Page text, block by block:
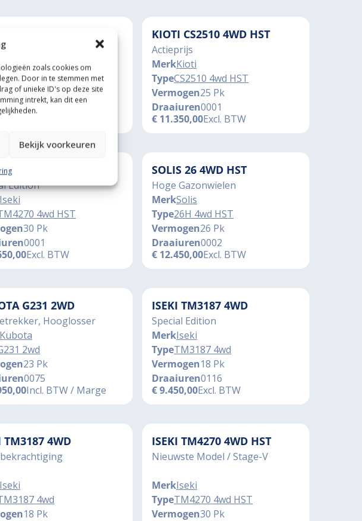
zoals cookies om
Door in te stemmen met
of unieke ID's op deze site
intrekt, kan dit een
Bekijk voorkeuren
Yanmar
4wd
18 Pk
1263
KIOTI CS2510 4WD HST
Actieprijs
MerkKioti
TypeCS2510 4wd HST
Vermogen25 Pk
Draaiuren0001
€ 11.350,00Excl. BTW
TM4270 4WD HST
Edition
Iseki
4wd HST
30 Pk
0001
Excl. BTW
SOLIS 26 4WD HST
Hoge Gazonwielen
MerkSolis
Type26H 4wd HST
Vermogen26 Pk
Draaiuren0002
€ 12.450,00Excl. BTW
G231 2WD
Hooglosser
Kubota
2wd
23 Pk
0075
Incl. BTW / Marge
ISEKI TM3187 4WD
Special Edition
MerkIseki
TypeTM3187 4wd
Vermogen18 Pk
Draaiuren0116
€9.450,00Excl. BTW
TM3187 4WD
Iseki
4wd
18 Pk
ISEKI TM4270 4WD HST
Nieuwste Model / Stage-V
MerkIseki
TypeTM4270 4wd HST
Vermogen30 Pk